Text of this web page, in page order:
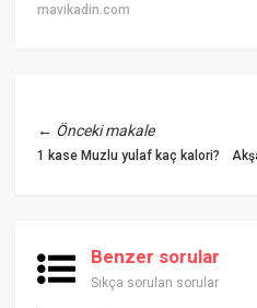
mavikadin.com
← Önceki makale
1 kase Muzlu yulaf kaç kalori?
Benzer sorular
Sıkça sorulan sorular